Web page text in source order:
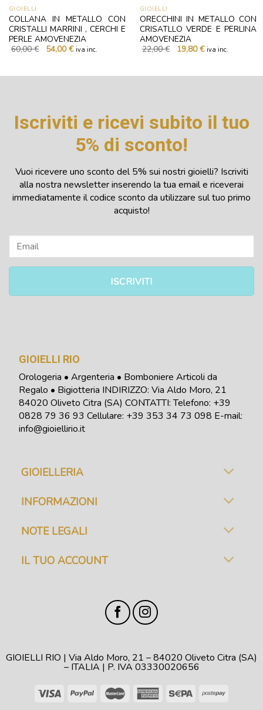
GIOIELLI
COLLANA IN METALLO CON
CRISTALLI MARRINI , CERCHI E
PERLE AMOVENEZIA
60,00€ Il
prezzo
60,00 €.
54,00€Il
54,00 €.
iva inc.
GIOIELLI
ORECCHINI IN METALLO CON
CRISATLLO VERDE E PERLINA
AMOVENEZIA
22,00€ Il
prezzo
22,00 €.
19,80€Il
19,80 €.
iva inc.
Iscriviti e ricevi subito il tuo
5% di sconto!
Vuoi ricevere uno sconto del 5% sui nostri gioielli? Iscriviti
alla nostra newsletter inserendo la tua email e riceverai
immediatamente il codice sconto da utilizzare sul tuo primo
acquisto!
GIOIELLI RIO
Orologeria • Argenteria • Bomboniere Articoli da
Regalo • Bigiotteria INDIRIZZO: Via Aldo Moro, 21
84020 Oliveto Citra (SA) CONTATTI: Telefono: +39
0828 79 36 93 Cellulare: +39 353 34 73 098 E-mail:
info@gioiellirio.it
GIOIELLERIA
INFORMAZIONI
NOTE LEGALI
IL TUO ACCOUNT
GIOIELLI RIO | Via Aldo Moro, 21 – 84020 Oliveto Citra (SA)
– ITALIA | P. IVA 03330020656